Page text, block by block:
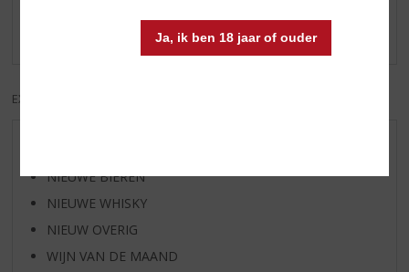
Ja, ik ben 18 jaar of ouder
Er zijn nog geen reviews geplaatst voor dit product
EXCL. BTW
NIEUWE BIEREN
NIEUWE WHISKY
NIEUW OVERIG
WIJN VAN DE MAAND